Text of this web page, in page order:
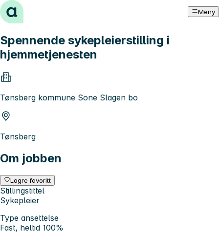
Hopp til innhold Meny
Spennende sykepleierstilling i
hjemmetjenesten
Tønsberg kommune Sone Slagen bo
Tønsberg
Om jobben
Lagre favoritt
Stillingstittel
Sykepleier
Type ansettelse
Fast, heltid 100%